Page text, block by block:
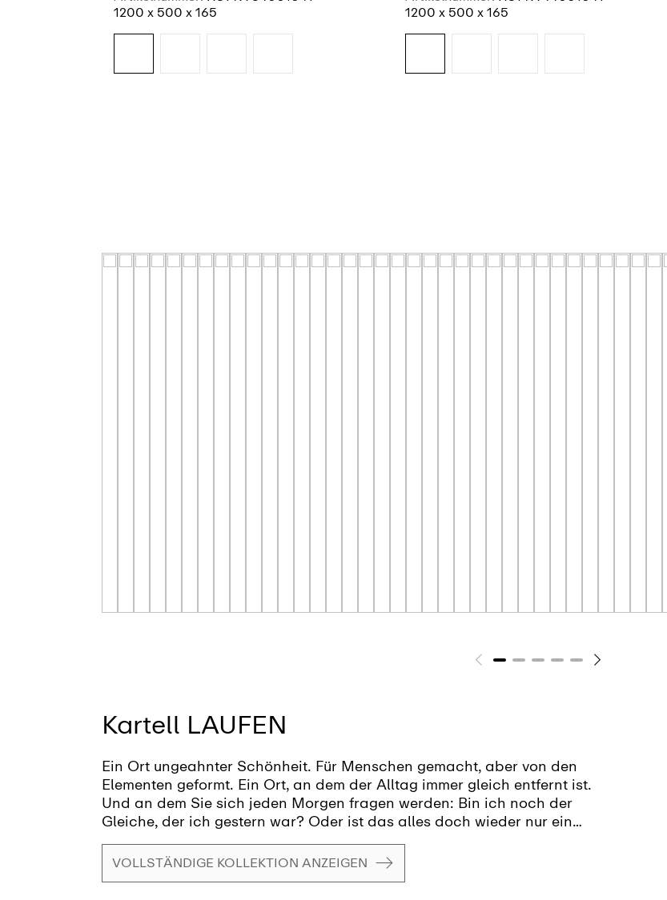
1200 x 500 x 165
1200 x 500 x 165
Kartell LAUFEN
Ein Ort ungeahnter Schönheit. Für Menschen gemacht, aber von den
Elementen geformt. Ein Ort, an dem der Alltag immer gleich entfernt ist.
Und an dem Sie sich jeden Morgen fragen werden: Bin ich noch der
Gleiche, der ich gestern war? Oder ist das alles doch wieder nur ein
Traum?
VOLLSTÄNDIGE KOLLEKTION ANZEIGEN